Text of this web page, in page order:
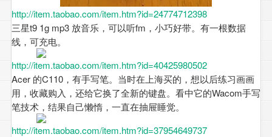
http://item.taobao.com/item.htm?id=24774712398
三星t9 1g mp3 放音乐，可以听fm，小巧好带。有一根数据
线，可充电。
http://item.taobao.com/item.htm?id=40425980502
Acer 的C110，有手写笔。当时在上海买的，想以后练习画画
用，收藏购入，还给它换了全新的键盘。看中它的Wacom手写
笔技术，结果自己懒惰，一直在抽屉睡觉。
http://item.taobao.com/item.htm?id=37954649737